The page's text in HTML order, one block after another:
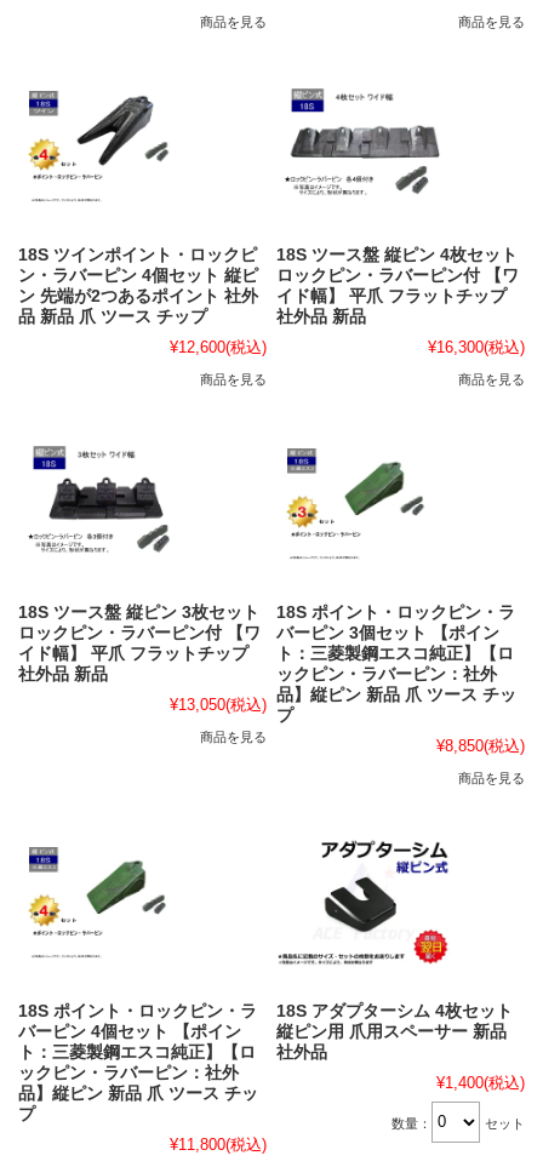
商品を見る 商品を見る
18S ツインポイント・ロックピ
ン・ラバーピン 4個セット 縦ピ
ン 先端が2つあるポイント 社外
品 新品 爪 ツース チップ
¥12,600(税込)
商品を見る
18S ツース盤 縦ピン 4枚セット
ロックピン・ラバーピン付 【ワ
イド幅】 平爪 フラットチップ
社外品 新品
¥16,300(税込)
商品を見る
18S ツース盤 縦ピン 3枚セット
ロックピン・ラバーピン付 【ワ
イド幅】 平爪 フラットチップ
社外品 新品
¥13,050(税込)
商品を見る
18S ポイント・ロックピン・ラ
バーピン 3個セット 【ポイン
ト：三菱製鋼エスコ純正】【ロ
ックピン・ラバーピン：社外
品】縦ピン 新品 爪 ツース チッ
プ
¥8,850(税込)
商品を見る
18S ポイント・ロックピン・ラ
バーピン 4個セット 【ポイン
ト：三菱製鋼エスコ純正】【ロ
ックピン・ラバーピン：社外
品】縦ピン 新品 爪 ツース チッ
プ
¥11,800(税込)
18S アダプターシム 4枚セット
縦ピン用 爪用スペーサー 新品
社外品
¥1,400(税込)
数量： セット